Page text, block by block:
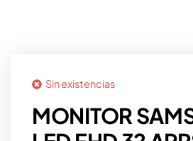
Sin existencias
MONITOR